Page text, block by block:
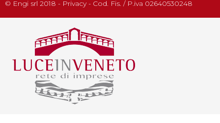
© Engi srl 2018 - Privacy - Cod. Fis. / P.iva 02640530248